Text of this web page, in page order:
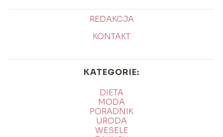
REDAKCJA
KONTAKT
KATEGORIE:
DIETA
MODA
PORADNIK
URODA
WESELE